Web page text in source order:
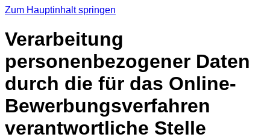
Zum Hauptinhalt springen
Verarbeitung
personenbezogener Daten
durch die für das Online-
Bewerbungsverfahren
verantwortliche Stelle